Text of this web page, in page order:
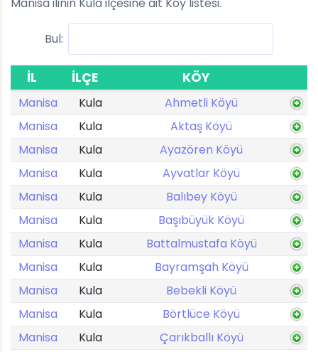
Bul:
İL İLÇE KÖY
Manisa Kula
Ahmetli Köyü
Manisa
Kula
Aktaş Köyü
Manisa
Kula
Ayazören Köyü
Manisa
Kula
Ayvatlar Köyü
Manisa
Kula
Balıbey Köyü
Manisa
Kula
Başıbüyük Köyü
Manisa
Kula
Battalmustafa Köyü
Manisa
Kula
Bayramşah Köyü
Manisa
Kula
Bebekli Köyü
Manisa
Kula
Börtlüce Köyü
Manisa
Kula
Çarıkballı Köyü